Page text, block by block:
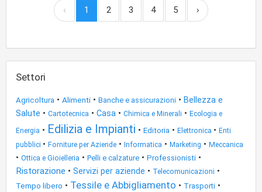
‹ 1 2 3 4 5 ›
Settori
Agricoltura • Alimenti • Banche e assicurazioni • Bellezza e
Salute • Cartotecnica • Casa • Chimica e Minerali • Ecologia e
Energia • Edilizia e Impianti • Editoria • Elettronica • Enti
pubblici • Forniture per Aziende • Informatica • Marketing • Meccanica
• Ottica e Gioielleria • Pelli e calzature • Professionisti •
Ristorazione • Servizi per aziende • Telecomunicazioni •
Tempo libero • Tessile e Abbigliamento • Trasporti •